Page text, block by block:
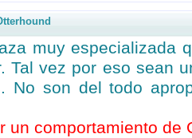
muy especializada
Tal vez por eso sean
No son del todo
un comportamiento de